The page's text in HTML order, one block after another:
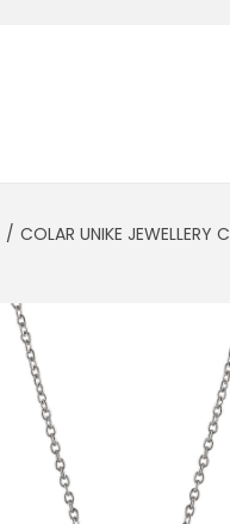
/ COLAR UNIKE JEWELLERY